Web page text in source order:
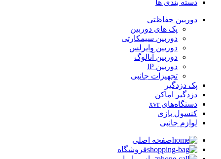
دسته بندی ها
دوربین حفاظتی
پک های دوربین
دوربین سیمکارتی
دوربین وایرلس
دوربین آنالوگ
دوربین IP
تجهیزات جانبی
پک دزدگیر
دزدگیر اماکن
دستگاه‌های xvr
کنسول بازی
لوازم جانبی
صفحه اصلی
فروشگاه